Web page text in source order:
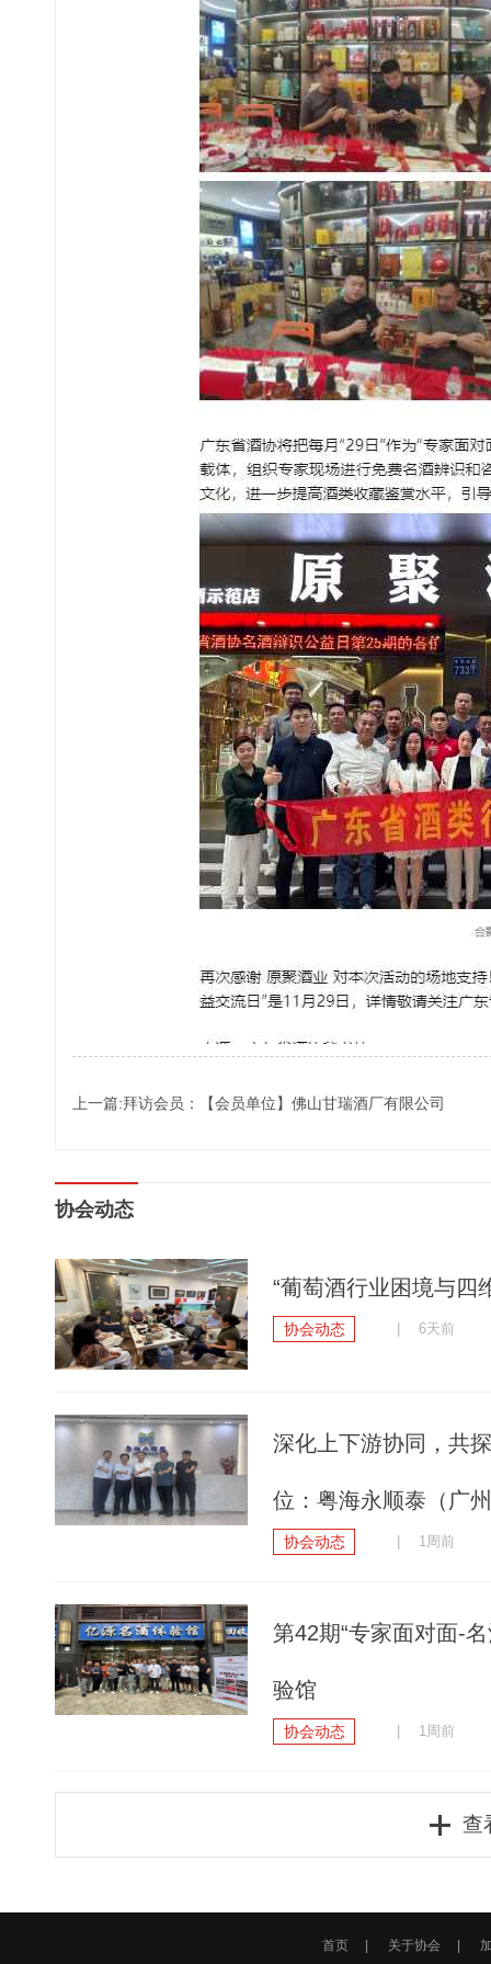
上一篇:拜访会员：【会员单位】佛山甘瑞酒厂有限公司
协会动态
“葡萄酒行业困境与四
协会动态 | 6天前
深化上下游协同，共
位：粤海永顺泰（广
协会动态 | 1周前
第42期“专家面对面-
验馆
协会动态 | 1周前
查
首页 关于协会